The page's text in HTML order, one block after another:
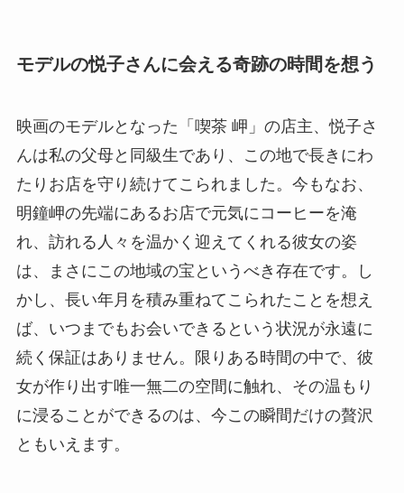
モデルの悦子さんに会える奇跡の時間を想う
映画のモデルとなった「喫茶 岬」の店主、悦子さ
んは私の父母と同級生であり、この地で長きにわ
たりお店を守り続けてこられました。今もなお、
明鐘岬の先端にあるお店で元気にコーヒーを淹
れ、訪れる人々を温かく迎えてくれる彼女の姿
は、まさにこの地域の宝というべき存在です。し
かし、長い年月を積み重ねてこられたことを想え
ば、いつまでもお会いできるという状況が永遠に
続く保証はありません。限りある時間の中で、彼
女が作り出す唯一無二の空間に触れ、その温もり
に浸ることができるのは、今この瞬間だけの贅沢
ともいえます。